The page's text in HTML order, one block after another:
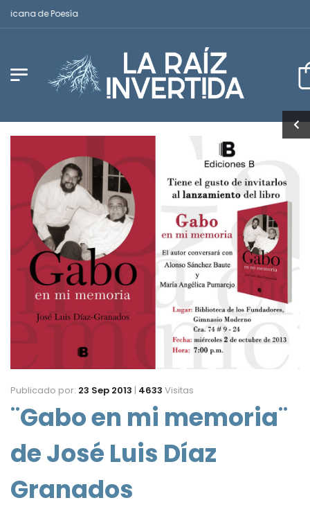
de Poesía
Publicado por: 23 Sep 2013 | 4633 Visitas
¨Gabo en mi memoria¨
de José Luis Díaz
Granados